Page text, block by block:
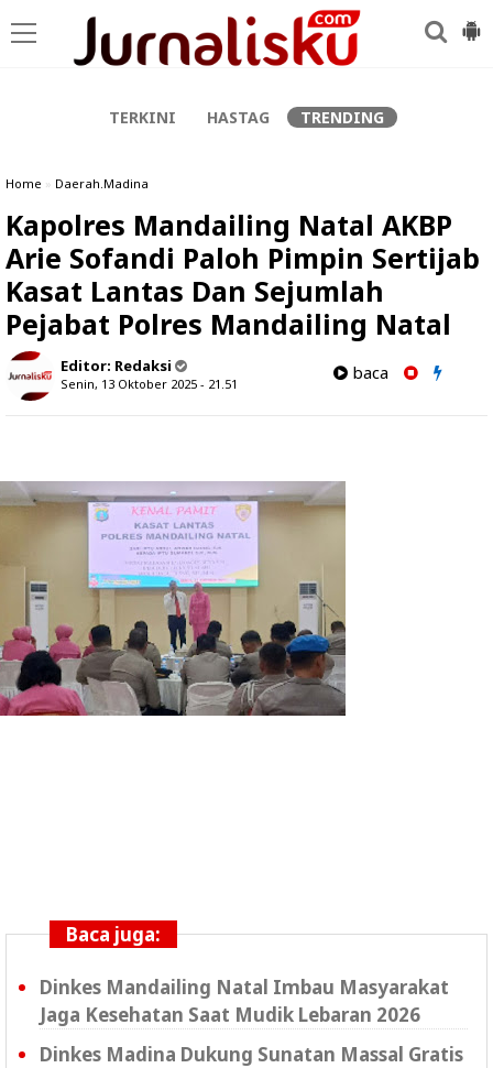
TERKINI HASTAG TRENDING
Home » Daerah.Madina
Kapolres Mandailing Natal AKBP
Arie Sofandi Paloh Pimpin Sertijab
Kasat Lantas Dan Sejumlah
Pejabat Polres Mandailing Natal
Editor: Redaksi
Senin, 13 Oktober 2025 - 21.51
baca
Baca juga:
Dinkes Mandailing Natal Imbau Masyarakat
Jaga Kesehatan Saat Mudik Lebaran 2026
Dinkes Madina Dukung Sunatan Massal Gratis